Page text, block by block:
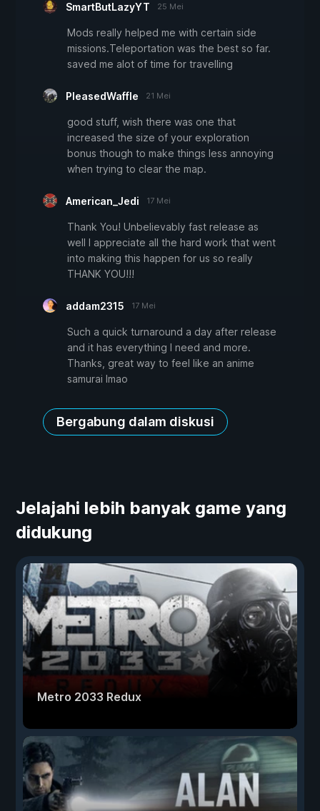
SmartButLazyYT 25 Mei
Mods really helped me with certain side
missions.Teleportation was the best so far.
saved me alot of time for travelling
PleasedWaffle 21 Mei
good stuff, wish there was one that
increased the size of your exploration
bonus though to make things less annoying
when trying to clear the map.
American_Jedi 17 Mei
Thank You! Unbelievably fast release as
well I appreciate all the hard work that went
into making this happen for us so really
THANK YOU!!!
addam2315 17 Mei
Such a quick turnaround a day after release
and it has everything I need and more.
Thanks, great way to feel like an anime
samurai lmao
Bergabung dalam diskusi
Jelajahi lebih banyak game yang
didukung
Metro 2033 Redux